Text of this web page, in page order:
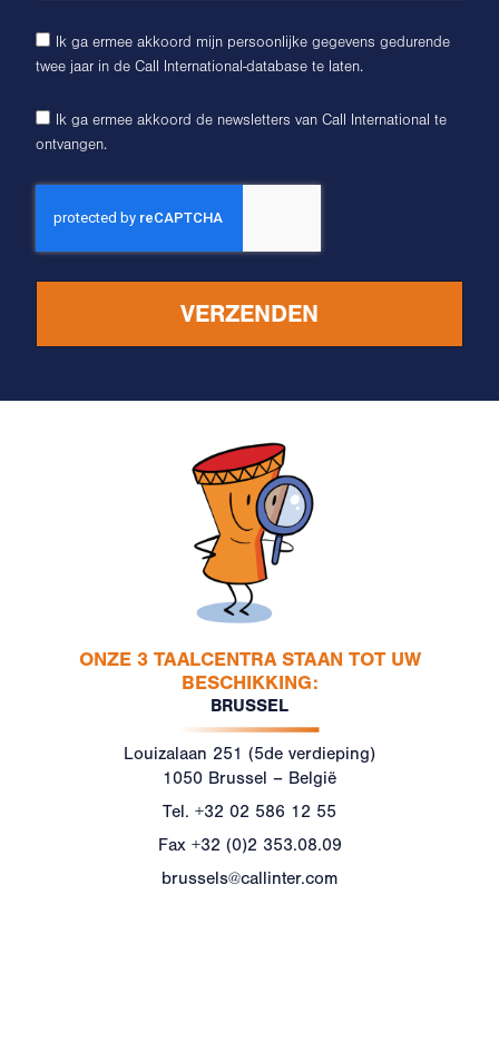
Ik ga ermee akkoord mijn persoonlijke gegevens gedurende
twee jaar in de Call International-database te laten.
Ik ga ermee akkoord de newsletters van Call International te
ontvangen.
VERZENDEN
ONZE 3 TAALCENTRA STAAN TOT UW
BESCHIKKING:
BRUSSEL
Louizalaan 251 (5de verdieping)
1050 Brussel – België
Tel. +32 02 586 12 55
Fax +32 (0)2 353.08.09
brussels@callinter.com